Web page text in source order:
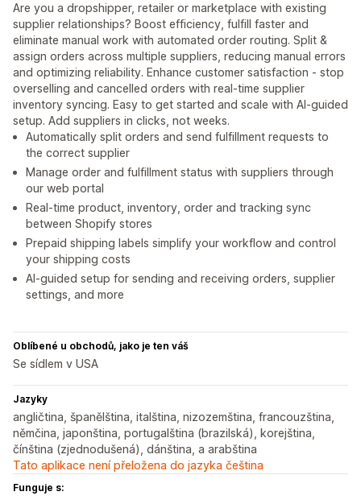
Are you a dropshipper, retailer or marketplace with existing
supplier relationships? Boost efficiency, fulfill faster and
eliminate manual work with automated order routing. Split &
assign orders across multiple suppliers, reducing manual errors
and optimizing reliability. Enhance customer satisfaction - stop
overselling and cancelled orders with real-time supplier
inventory syncing. Easy to get started and scale with AI-guided
setup. Add suppliers in clicks, not weeks.
Automatically split orders and send fulfillment requests to
the correct supplier
Manage order and fulfillment status with suppliers through
our web portal
Real-time product, inventory, order and tracking sync
between Shopify stores
Prepaid shipping labels simplify your workflow and control
your shipping costs
AI-guided setup for sending and receiving orders, supplier
settings, and more
Oblíbené u obchodů, jako je ten váš
Se sídlem v USA
Jazyky
angličtina, španělština, italština, nizozemština, francouzština,
němčina, japonština, portugalština (brazilská), korejština,
čínština (zjednodušená), dánština, a arabština
Tato aplikace není přeložena do jazyka čeština
Funguje s: